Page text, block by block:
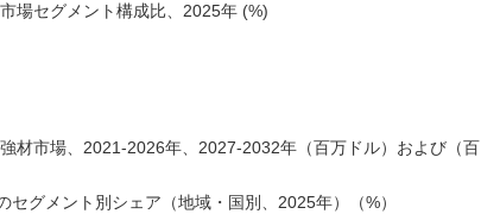
場セグメント構成比、2025年 (%)
材市場、2021-2026年、2027-2032年（百万ドル）および（百
グメント別シェア（地域・国別、2025年）（%）